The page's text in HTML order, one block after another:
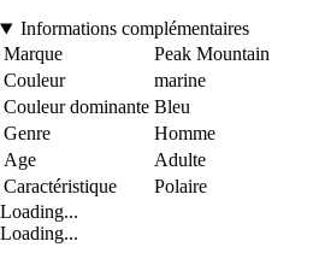
Informations complémentaires
Marque
Peak Mountain
Couleur
marine
Couleur dominante Bleu
Genre
Homme
Age
Adulte
Caractéristique
Polaire
Loading...
Loading...